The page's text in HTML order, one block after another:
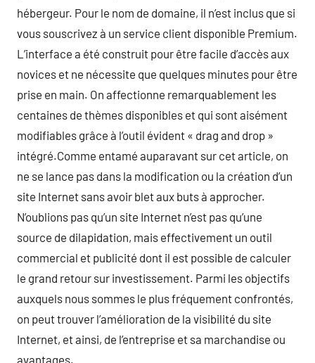
hébergeur. Pour le nom de domaine, il n’est inclus que si
vous souscrivez à un service client disponible Premium.
L’interface a été construit pour être facile d’accès aux
novices et ne nécessite que quelques minutes pour être
prise en main. On affectionne remarquablement les
centaines de thèmes disponibles et qui sont aisément
modifiables grâce à l’outil évident « drag and drop »
intégré.Comme entamé auparavant sur cet article, on
ne se lance pas dans la modification ou la création d’un
site Internet sans avoir blet aux buts à approcher.
N’oublions pas qu’un site Internet n’est pas qu’une
source de dilapidation, mais effectivement un outil
commercial et publicité dont il est possible de calculer
le grand retour sur investissement. Parmi les objectifs
auxquels nous sommes le plus fréquement confrontés,
on peut trouver l’amélioration de la visibilité du site
Internet, et ainsi, de l’entreprise et sa marchandise ou
avantages.